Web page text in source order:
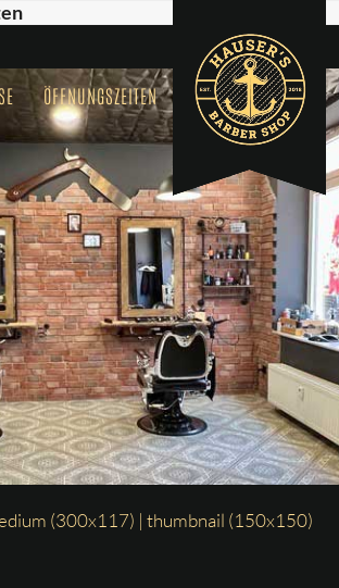
ÖFFNUNGSZEITEN
(300x117) | thumbnail (150x150)